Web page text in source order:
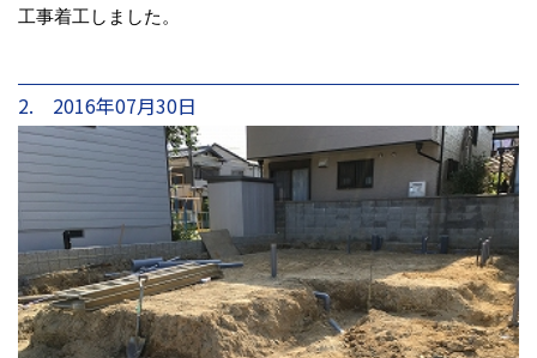
工事着工しました。
2. 2016年07月30日